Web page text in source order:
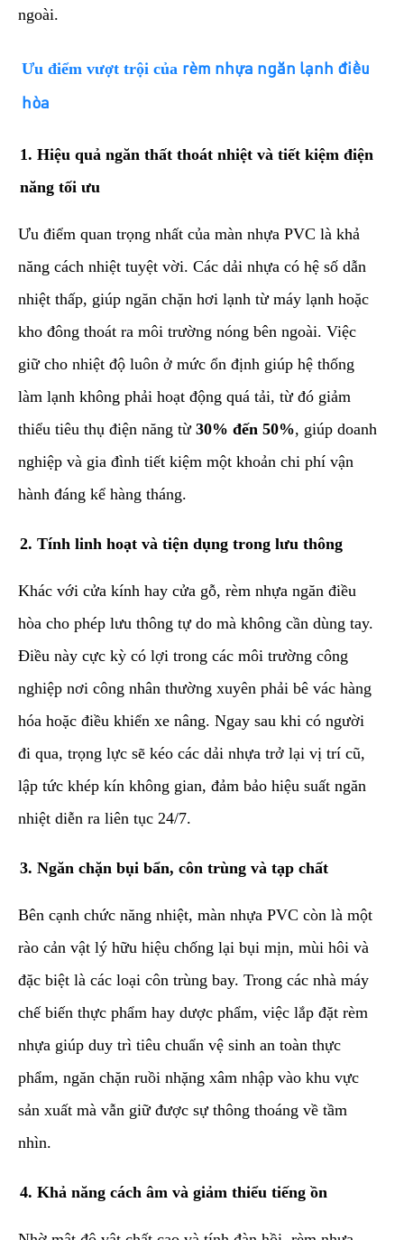
ngoài.
​Ưu điểm vượt trội của rèm nhựa ngăn lạnh điều
hòa
​1. Hiệu quả ngăn thất thoát nhiệt và tiết kiệm điện
năng tối ưu
​Ưu điểm quan trọng nhất của màn nhựa PVC là khả
năng cách nhiệt tuyệt vời. Các dải nhựa có hệ số dẫn
nhiệt thấp, giúp ngăn chặn hơi lạnh từ máy lạnh hoặc
kho đông thoát ra môi trường nóng bên ngoài. Việc
giữ cho nhiệt độ luôn ở mức ổn định giúp hệ thống
làm lạnh không phải hoạt động quá tải, từ đó giảm
thiểu tiêu thụ điện năng từ 30% đến 50%, giúp doanh
nghiệp và gia đình tiết kiệm một khoản chi phí vận
hành đáng kể hàng tháng.
​2. Tính linh hoạt và tiện dụng trong lưu thông
​Khác với cửa kính hay cửa gỗ, rèm nhựa ngăn điều
hòa cho phép lưu thông tự do mà không cần dùng tay.
Điều này cực kỳ có lợi trong các môi trường công
nghiệp nơi công nhân thường xuyên phải bê vác hàng
hóa hoặc điều khiển xe nâng. Ngay sau khi có người
đi qua, trọng lực sẽ kéo các dải nhựa trở lại vị trí cũ,
lập tức khép kín không gian, đảm bảo hiệu suất ngăn
nhiệt diễn ra liên tục 24/7.
​3. Ngăn chặn bụi bẩn, côn trùng và tạp chất
​Bên cạnh chức năng nhiệt, màn nhựa PVC còn là một
rào cản vật lý hữu hiệu chống lại bụi mịn, mùi hôi và
đặc biệt là các loại côn trùng bay. Trong các nhà máy
chế biến thực phẩm hay dược phẩm, việc lắp đặt rèm
nhựa giúp duy trì tiêu chuẩn vệ sinh an toàn thực
phẩm, ngăn chặn ruồi nhặng xâm nhập vào khu vực
sản xuất mà vẫn giữ được sự thông thoáng về tầm
nhìn.
​4. Khả năng cách âm và giảm thiểu tiếng ồn